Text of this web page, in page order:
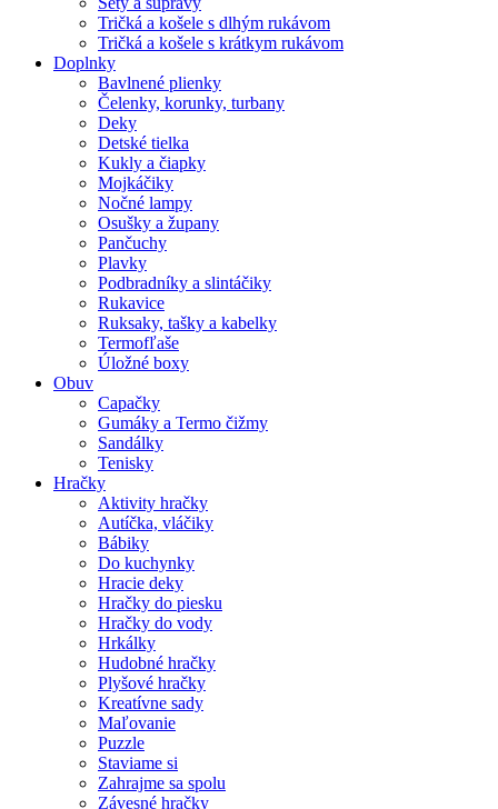
Tričká a košele s dlhým rukávom
Tričká a košele s krátkym rukávom
Doplnky
Bavlnené plienky
Čelenky, korunky, turbany
Deky
Detské tielka
Kukly a čiapky
Mojkáčiky
Nočné lampy
Osušky a župany
Pančuchy
Plavky
Podbradníky a slintáčiky
Rukavice
Ruksaky, tašky a kabelky
Termofľaše
Úložné boxy
Obuv
Capačky
Gumáky a Termo čižmy
Sandálky
Tenisky
Hračky
Aktivity hračky
Autíčka, vláčiky
Bábiky
Do kuchynky
Hracie deky
Hračky do piesku
Hračky do vody
Hrkálky
Hudobné hračky
Plyšové hračky
Kreatívne sady
Maľovanie
Puzzle
Staviame si
Zahrajme sa spolu
Závesné hračky